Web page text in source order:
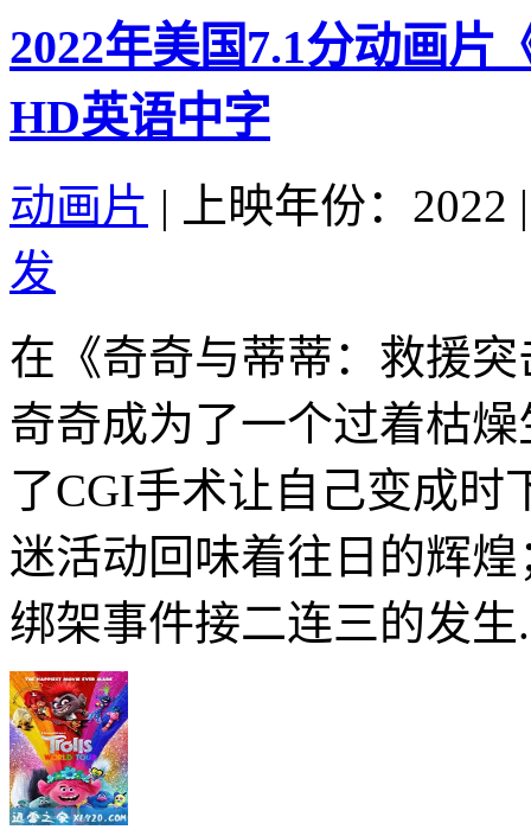
2022年美国7.1分动画片
HD英语中字
动画片 | 上映年份：2022 |
发
在《奇奇与蒂蒂：救援
奇奇成为了一个过着枯
了CGI手术让自己变成时
迷活动回味着往日的辉
绑架事件接二连三的发